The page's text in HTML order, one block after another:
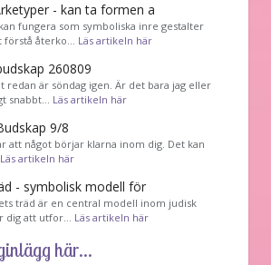
- kan ta formen a
fungera som symboliska inre gestalter
förstå återko… Läs artikeln här
260809
redan är söndag igen. Är det bara jag eller
snabbt… Läs artikeln här
9/8
att något börjar klarna inom dig. Det kan
Läs artikeln här
- symbolisk modell för
träd är en central modell inom judisk
dig att utfor… Läs artikeln här
här...